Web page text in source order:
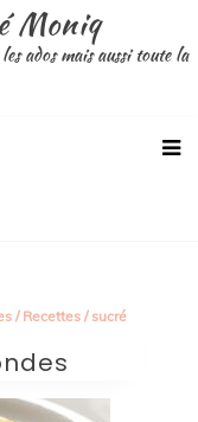
Moniq
ados mais aussi toute la
/ Recettes/ sucré